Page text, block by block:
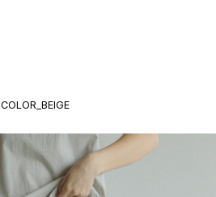
COLOR_BEIGE